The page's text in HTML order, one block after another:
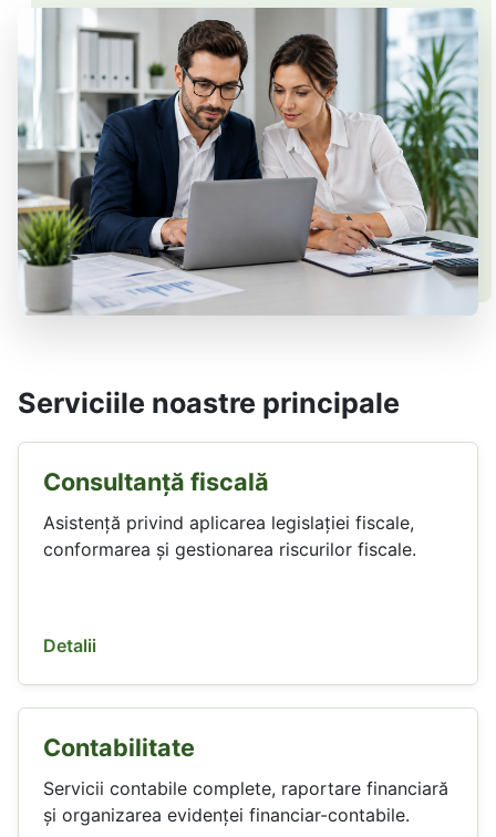
Serviciile noastre principale
Consultanță fiscală
Asistență privind aplicarea legislației fiscale,
conformarea și gestionarea riscurilor fiscale.
Detalii
Contabilitate
Servicii contabile complete, raportare financiară
și organizarea evidenței financiar-contabile.